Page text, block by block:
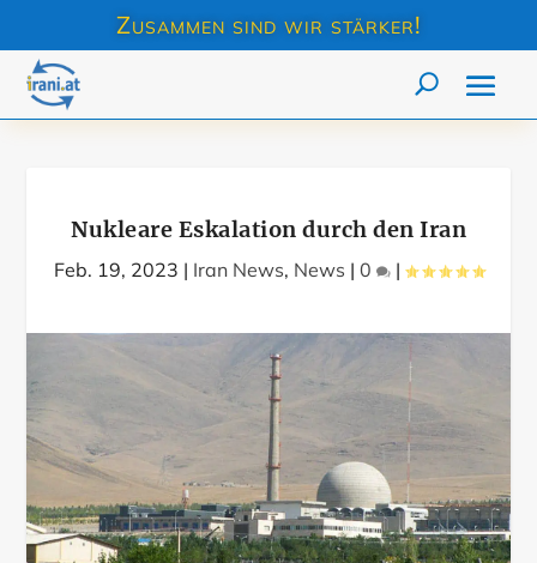
Zusammen sind wir stärker!
Nukleare Eskalation durch den Iran
Feb. 19, 2023 | Iran News, News | 0 |